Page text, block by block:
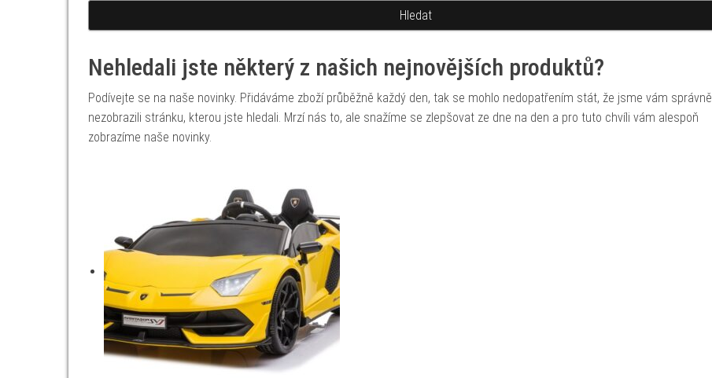
Nehledali jste některý z našich nejnovějších produktů?
Podívejte se na naše novinky. Přidáváme zboží průběžně každý den, tak se mohlo nedopatřením stát, že jsme vám správně
nezobrazili stránku, kterou jste hledali. Mrzí nás to, ale snažíme se zlepšovat ze dne na den a pro tuto chvíli vám alespoň
zobrazíme naše novinky.